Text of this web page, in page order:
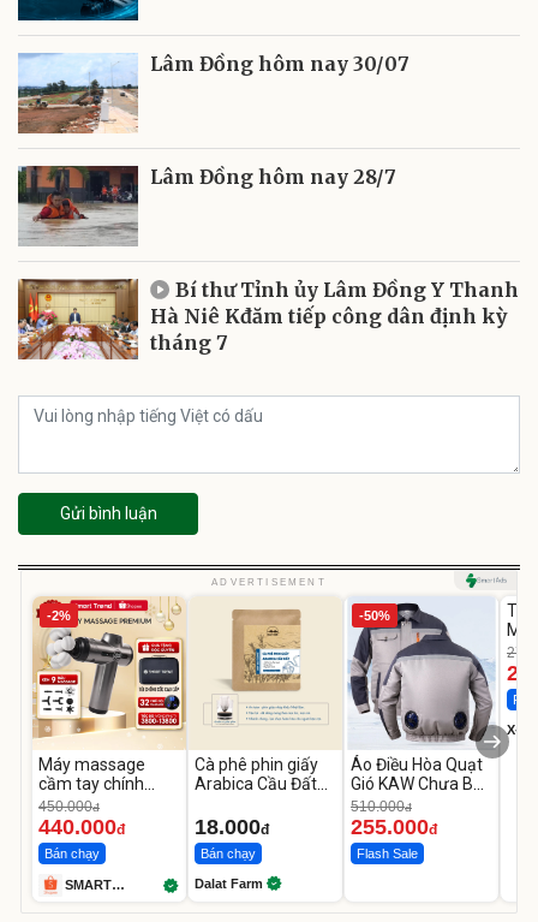
Lâm Đồng hôm nay 30/07
Lâm Đồng hôm nay 28/7
Bí thư Tỉnh ủy Lâm Đồng Y Thanh
Hà Niê Kđăm tiếp công dân định kỳ
tháng 7
Gửi bình luận
ADVERTISEMENT
-2%
Máy massage
cầm tay chính
hãng SMART
TREND
450.000đ
440.000đ
Bán chạy
SMART
Cà phê phin giấy
Arabica Cầu Đất
g
18.000đ
Bán chạy
Dalat Farm
-50%
Áo Điều Hòa Quạt
Gió KAW Chưa Bao
Gồm Phụ Kiện Và
Pin
510.000đ
255.000đ
Flash Sale
X-